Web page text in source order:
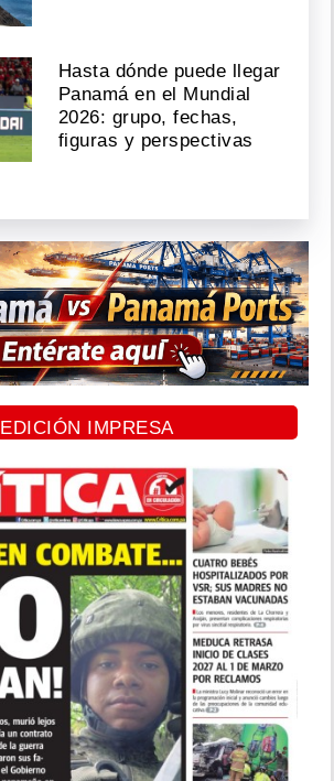
Hasta dónde puede llegar
Panamá en el Mundial
2026: grupo, fechas,
figuras y perspectivas
EDICIÓN IMPRESA